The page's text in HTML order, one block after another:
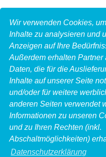
Wir verwenden Cookies,
Inhalte zu analysieren und
Anzeigen auf Ihre
Außerdem erhalten Partner
Daten, die für die
Inhalte auf unserer Seite
und/oder für weitere
anderen Seiten verwendet
Informationen zu unseren
und zu Ihren Rechten (inkl.
Abschaltmöglichkeiten)
Datenschutzerklärung
Kontakt